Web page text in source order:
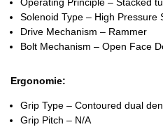
Operating Principle – Stacked
Solenoid Type – High Pressure
Drive Mechanism – Rammer
Bolt Mechanism – Open Face
Ergonomie:
Grip Type – Contoured dual
Grip Pitch – N/A